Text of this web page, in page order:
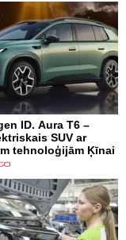
ID. Aura T6 –
SUV ar
tehnoloģijām Ķīnai